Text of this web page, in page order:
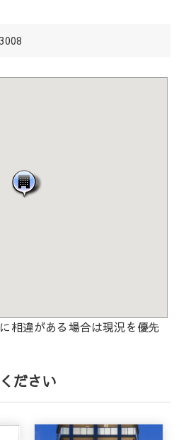
相違がある場合は現況を優先
ださい